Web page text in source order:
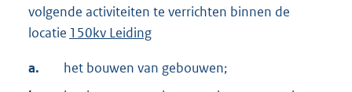
volgende activiteiten te verrichten binnen de
locatie 150kv Leiding
a.
het bouwen van gebouwen;